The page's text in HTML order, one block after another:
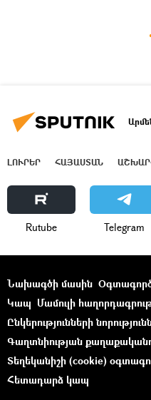
ԼՈՒՐԵՐ ՀԱՅԱՍՏԱՆ
Rutube Telegram
Նախագծի մասին
Կապ Մամուլի
Ընկերությունների
Գաղտնիության
Տեղեկանիշի (cookie)
Հետադարձ կապ